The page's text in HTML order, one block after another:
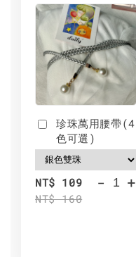
珍珠萬用腰帶(4
色可選)
NT$ 109
NT$ 160
- +